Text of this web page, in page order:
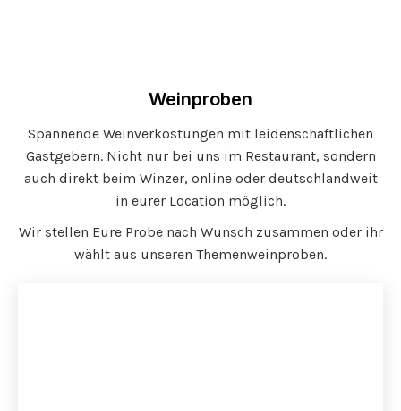
Weinproben
Spannende Weinverkostungen mit leidenschaftlichen
Gastgebern. Nicht nur bei uns im Restaurant, sondern
auch direkt beim Winzer, online oder deutschlandweit
in eurer Location möglich.
Wir stellen Eure Probe nach Wunsch zusammen oder ihr
wählt aus unseren Themenweinproben.